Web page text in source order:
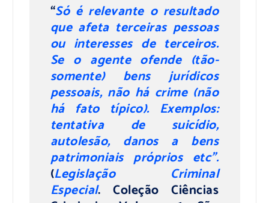
“Só é relevante o resultado
que afeta terceiras pessoas
ou interesses de terceiros.
Se o agente ofende (tão-
somente) bens jurídicos
pessoais, não há crime (não
há fato típico). Exemplos:
tentativa de suicídio,
autolesão, danos a bens
patrimoniais próprios etc”.
(Legislação Criminal
Especial. Coleção Ciências